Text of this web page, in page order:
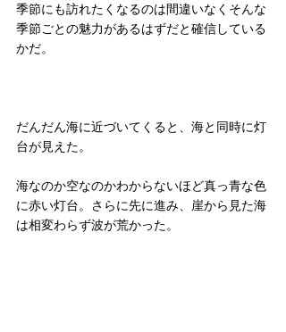
季節にも訪れたくなるのは間違いなくそんな
季節ごとの魅力があるはずだと確信している
かだ。
だんだん海に近づいてくると、海と同時に灯
台が見えた。
海なのか空なのかわからないほど真っ青な色
に赤い灯台。さらに先に進み、崖から見た海
は相変わらず波が荒かった。